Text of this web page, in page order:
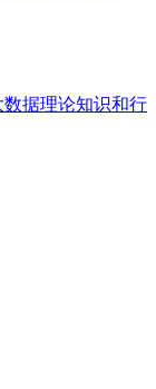
据理论知识和行